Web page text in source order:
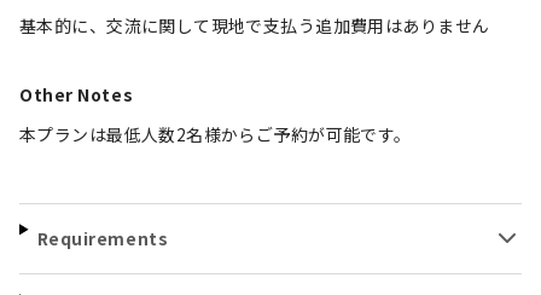
基本的に、交流に関して現地で支払う追加費用はありません
Other Notes
本プランは最低人数2名様からご予約が可能です。
Requirements